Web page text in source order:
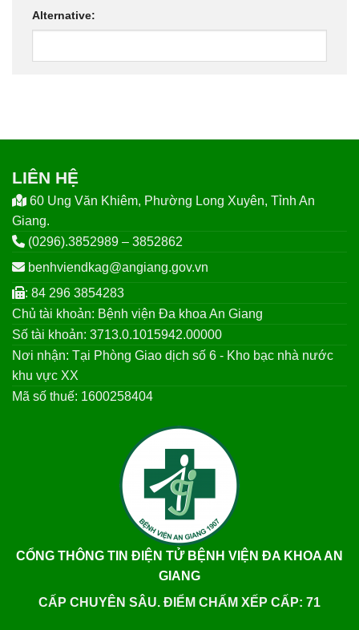
Alternative:
LIÊN HỆ
60 Ung Văn Khiêm, Phường Long Xuyên, Tỉnh An
Giang.
(0296).3852989 – 3852862
benhviendkag@angiang.gov.vn
: 84 296 3854283
Chủ tài khoản: Bệnh viện Đa khoa An Giang
Số tài khoản: 3713.0.1015942.00000
Nơi nhận: Tại Phòng Giao dịch số 6 - Kho bạc nhà nước
khu vực XX
Mã số thuế: 1600258404
CỔNG THÔNG TIN ĐIỆN TỬ BỆNH VIỆN ĐA KHOA AN
GIANG
CẤP CHUYÊN SÂU. ĐIỂM CHẤM XẾP CẤP: 71